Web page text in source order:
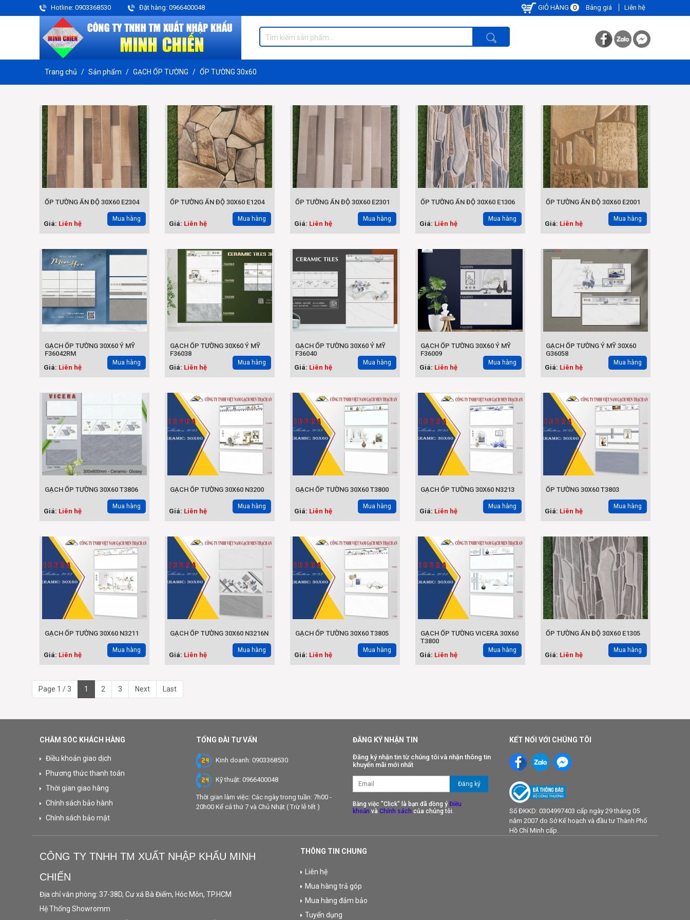
Hotline: 0903368530 Đặt hàng: 0966400048 GIỎ HÀNG 0 Bảng giá Liên hệ
Trang chủ Sản phẩm GẠCH ỐP TƯỜNG ỐP TƯỜNG 30x60
ỐP TƯỜNG ẤN ĐỘ 30X60 E2304
Giá: Liên hệ
Mua hàng
ỐP TƯỜNG ẤN ĐỘ 30X60 E1204
Giá: Liên hệ
Mua hàng
ỐP TƯỜNG ẤN ĐỘ 30X60 E2301
Giá: Liên hệ
Mua hàng
ỐP TƯỜNG ẤN ĐỘ 30X60 E1306
Giá: Liên hệ
Mua hàng
ỐP TƯỜNG ẤN ĐỘ 30X60 E2001
Giá: Liên hệ
Mua hàng
GẠCH ỐP TƯỜNG 30X60 Ý MỸ
F36042RM
Giá: Liên hệ
Mua hàng
GẠCH ỐP TƯỜNG 30X60 Ý MỸ
F36038
Giá: Liên hệ
Mua hàng
GẠCH ỐP TƯỜNG 30X60 Ý MỸ
F36040
Giá: Liên hệ
Mua hàng
GẠCH ỐP TƯỜNG 30X60 Ý MỸ
F36009
Giá: Liên hệ
Mua hàng
GẠCH ỐP TƯỜNG Ý MỸ 30X60
G36058
Giá: Liên hệ
Mua hàng
GẠCH ỐP TƯỜNG 30X60 T3806
Giá: Liên hệ
Mua hàng
GẠCH ỐP TƯỜNG 30X60 N3200
Giá: Liên hệ
Mua hàng
GẠCH ỐP TƯỜNG 30X60 T3800
Giá: Liên hệ
Mua hàng
GẠCH ỐP TƯỜNG 30X60 N3213
Giá: Liên hệ
Mua hàng
ỐP TƯỜNG 30X60 T3803
Giá: Liên hệ
Mua hàng
GẠCH ỐP TƯỜNG 30X60 N3211
Giá: Liên hệ
Mua hàng
GẠCH ỐP TƯỜNG 30X60 N3216N
Giá: Liên hệ
Mua hàng
GẠCH ỐP TƯỜNG 30X60 T3805
Giá: Liên hệ
Mua hàng
GẠCH ỐP TƯỜNG VICERA 30X60
T3800
Giá: Liên hệ
Mua hàng
ỐP TƯỜNG ẤN ĐỘ 30X60 E1305
Giá: Liên hệ
Mua hàng
Page 1 / 3 1 2 3 Next Last
CHĂM SÓC KHÁCH HÀNG
Điều khoản giao dịch
Phương thức thanh toán
Thời gian giao hàng
Chính sách bảo hành
Chính sách bảo mật
TỔNG ĐÀI TƯ VẤN
Kinh doanh: 0903368530
Kỹ thuật: 0966400048
Thời gian làm việc: Các ngày trong tuần: 7h00 -
20h00 Kể cả thứ 7 và Chủ Nhật ( Trừ lễ tết )
ĐĂNG KÝ NHẬN TIN
Đăng ký nhận tin từ chúng tôi và nhận thông tin
khuyến mãi mới nhất
Bằng việc "Click" là bạn đã đồng ý Điều
khoản và Chính sách của chúng tôi.
KẾT NỐI VỚI CHÚNG TÔI
Số ĐKKD: 0304997403 cấp ngày 29 tháng 05
năm 2007 do Sở Kế hoạch và đầu tư Thành Phố
Hồ Chí Minh cấp.
CÔNG TY TNHH TM XUẤT NHẬP KHẨU MINH
CHIẾN
Địa chỉ văn phòng: 37-38D, Cư xá Bà Điểm, Hóc Môn, TP.HCM
Hệ Thống Showromm
THÔNG TIN CHUNG
Liên hệ
Mua hàng trả góp
Mua hàng đảm bảo
Tuyển dụng